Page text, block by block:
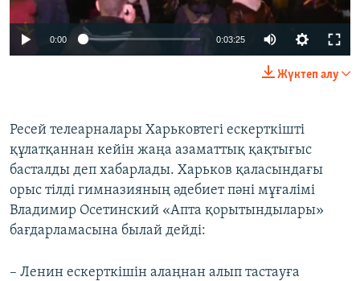
0:00 0:03:25
Жүктеп алу
Ресей телеарналары Харьковтегі ескерткішті
құлатқаннан кейін жаңа азаматтық қақтығыс
басталды деп хабарлады. Харьков қаласындағы
орыс тілді гимназияның әдебиет пәні мұғалімі
Владимир Осетинский «Апта қорытындылары»
бағдарламасына былай дейді:
– Ленин ескерткішін алаңнан алып тастауға